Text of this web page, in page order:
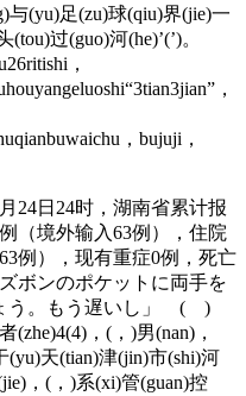
与(yu)足(zu)球(qiu)界(jie)一
过(guo)河(he)’(’)。
，
，
，bujuji，
24日24时，湖南省累计报
（境外输入63例），住院
例），现有重症0例，死亡
ボンのポケットに両手を
ょう。もう遅いし」 ( )
，(，)男(nan)，
(yu)天(tian)津(jin)市(shi)河
，(，)系(xi)管(guan)控